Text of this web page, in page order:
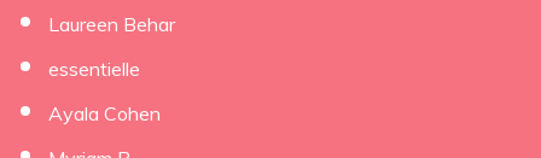
Laureen Behar
essentielle
Ayala Cohen